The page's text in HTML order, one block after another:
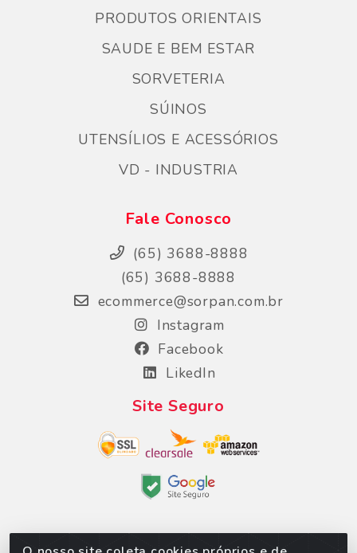
PRODUTOS ORIENTAIS
SAUDE E BEM ESTAR
SORVETERIA
SÚINOS
UTENSÍLIOS E ACESSÓRIOS
VD - INDUSTRIA
Fale Conosco
(65) 3688-8888
(65) 3688-8888
ecommerce@sorpan.com.br
Instagram
Facebook
LikedIn
Site Seguro